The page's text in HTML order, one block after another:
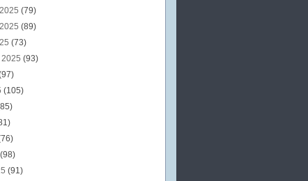
(79)
(89)
(73)
(93)
(105)
(98)
(91)